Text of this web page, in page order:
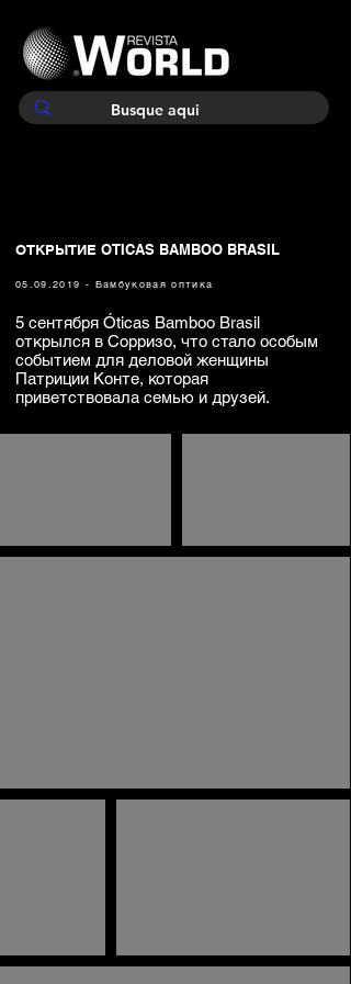
ОТКРЫТИЕ OTICAS BAMBOO BRASIL
05.09.2019 - Бамбуковая оптика
5 сентября Óticas Bamboo Brasil
открылся в Сорризо, что стало особым
событием для деловой женщины
Патриции Конте, которая
приветствовала семью и друзей.